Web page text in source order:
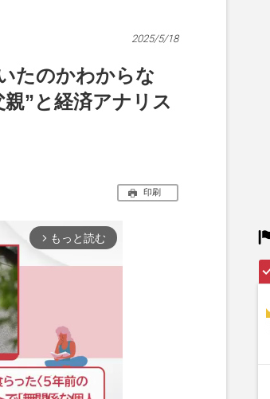
2025/5/18
たのかわからな
”と経済アナリス
印刷
arrow_forward_ios もっと読む